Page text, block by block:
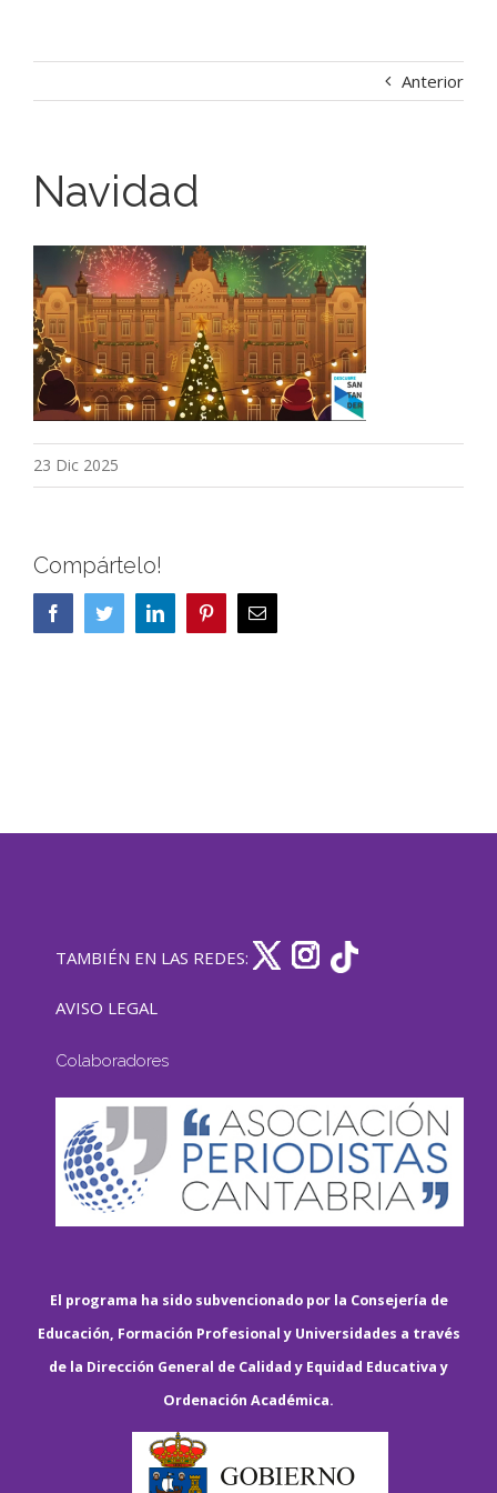
Anterior
Navidad
23 Dic 2025
Compártelo!
FacebookTwitterLinkedIn PinterestCorreo
electrónico
TAMBIÉN EN LAS REDES:
AVISO LEGAL
Colaboradores
El programa ha sido subvencionado por la Consejería de
Educación, Formación Profesional y Universidades a través
de la Dirección General de Calidad y Equidad Educativa y
Ordenación Académica.